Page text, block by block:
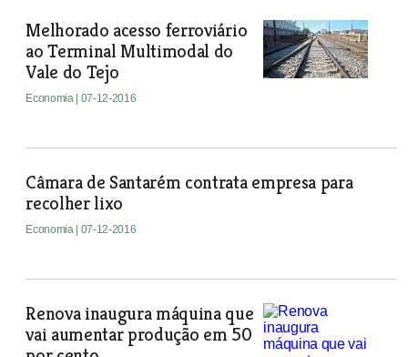
Melhorado acesso ferroviário
ao Terminal Multimodal do
Vale do Tejo
Economia | 07-12-2016
Câmara de Santarém contrata empresa para
recolher lixo
Economia | 07-12-2016
Renova inaugura máquina que
vai aumentar produção em 50